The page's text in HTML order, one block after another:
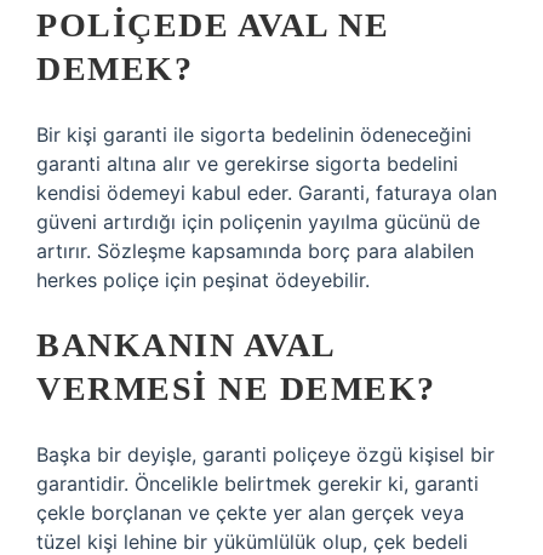
POLIÇEDE AVAL NE
DEMEK?
Bir kişi garanti ile sigorta bedelinin ödeneceğini
garanti altına alır ve gerekirse sigorta bedelini
kendisi ödemeyi kabul eder. Garanti, faturaya olan
güveni artırdığı için poliçenin yayılma gücünü de
artırır. Sözleşme kapsamında borç para alabilen
herkes poliçe için peşinat ödeyebilir.
BANKANIN AVAL
VERMESI NE DEMEK?
Başka bir deyişle, garanti poliçeye özgü kişisel bir
garantidir. Öncelikle belirtmek gerekir ki, garanti
çekle borçlanan ve çekte yer alan gerçek veya
tüzel kişi lehine bir yükümlülük olup, çek bedeli